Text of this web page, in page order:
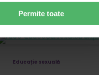
Permite toate
Educație sexuală